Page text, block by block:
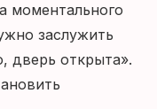
моментального
заслужить
дверь открыта».